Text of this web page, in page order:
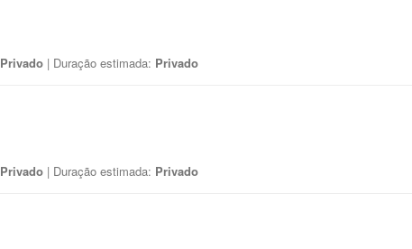
Privado | Duração estimada: Privado
Privado | Duração estimada: Privado